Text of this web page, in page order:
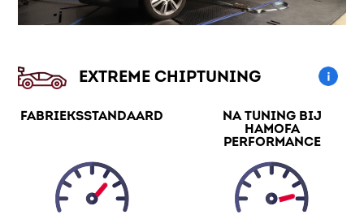
EXTREME CHIPTUNING
FABRIEKSSTANDAARD
NA TUNING BIJ
HAMOFA
PERFORMANCE